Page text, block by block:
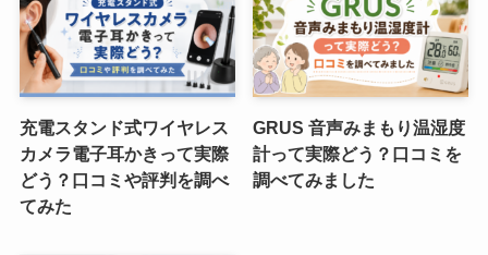
充電スタンド式ワイヤレス
カメラ電子耳かきって実際
どう？口コミや評判を調べ
てみた
GRUS 音声みまもり温湿度
計って実際どう？口コミを
調べてみました